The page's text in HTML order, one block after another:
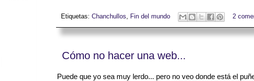
Etiquetas: Chanchullos, Fin del mundo 2
Cómo no hacer una web...
Puede que yo sea muy lerdo... pero no veo donde está el